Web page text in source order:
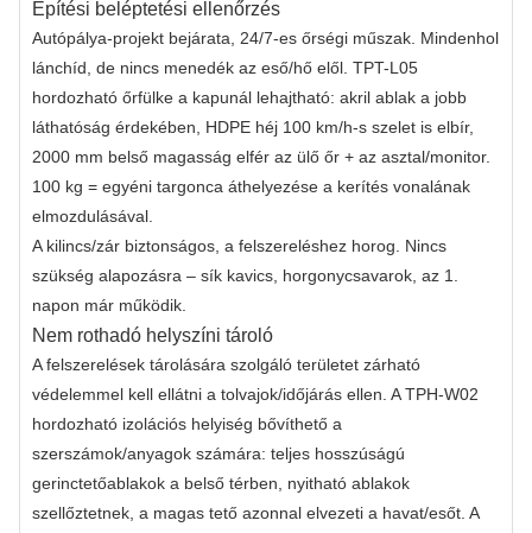
Építési beléptetési ellenőrzés
Autópálya-projekt bejárata, 24/7-es őrségi műszak. Mindenhol
lánchíd, de nincs menedék az eső/hő elől. TPT-L05
hordozható őrfülke a kapunál lehajtható: akril ablak a jobb
láthatóság érdekében, HDPE héj 100 km/h-s szelet is elbír,
2000 mm belső magasság elfér az ülő őr + az asztal/monitor.
100 kg = egyéni targonca áthelyezése a kerítés vonalának
elmozdulásával.
A kilincs/zár biztonságos, a felszereléshez horog. Nincs
szükség alapozásra – sík kavics, horgonycsavarok, az 1.
napon már működik.
Nem rothadó helyszíni tároló
A felszerelések tárolására szolgáló területet zárható
védelemmel kell ellátni a tolvajok/időjárás ellen. A TPH-W02
hordozható izolációs helyiség bővíthető a
szerszámok/anyagok számára: teljes hosszúságú
gerinctetőablakok a belső térben, nyitható ablakok
szellőztetnek, a magas tető azonnal elvezeti a havat/esőt. A